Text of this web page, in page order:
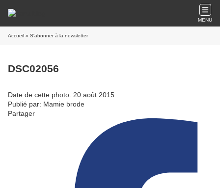
MENU
Accueil » S'abonner à la newsletter
DSC02056
Date de cette photo: 20 août 2015
Publié par: Mamie brode
Partager